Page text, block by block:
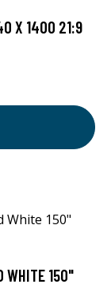
X 1400 21:9
WHITE 150"